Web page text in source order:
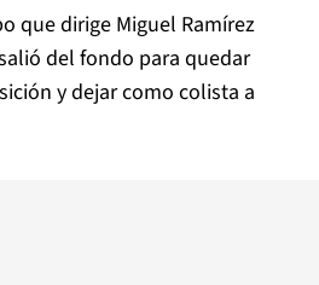
que dirige Miguel Ramírez
del fondo para quedar
y dejar como colista a